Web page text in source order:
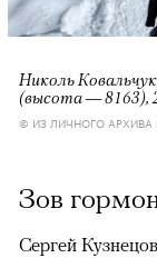
Николь
(высота — 8163),
© ИЗ ЛИЧНОГО АРХИВА
Зов
Сергей